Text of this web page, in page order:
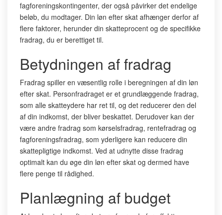
fagforeningskontingenter, der også påvirker det endelige
beløb, du modtager. Din løn efter skat afhænger derfor af
flere faktorer, herunder din skatteprocent og de specifikke
fradrag, du er berettiget til.
Betydningen af fradrag
Fradrag spiller en væsentlig rolle i beregningen af din løn
efter skat. Personfradraget er et grundlæggende fradrag,
som alle skatteydere har ret til, og det reducerer den del
af din indkomst, der bliver beskattet. Derudover kan der
være andre fradrag som kørselsfradrag, rentefradrag og
fagforeningsfradrag, som yderligere kan reducere din
skattepligtige indkomst. Ved at udnytte disse fradrag
optimalt kan du øge din løn efter skat og dermed have
flere penge til rådighed.
Planlægning af budget